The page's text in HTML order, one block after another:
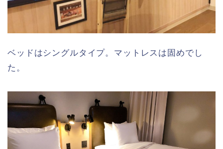
ベッドはシングルタイプ。マットレスは固めでし
た。